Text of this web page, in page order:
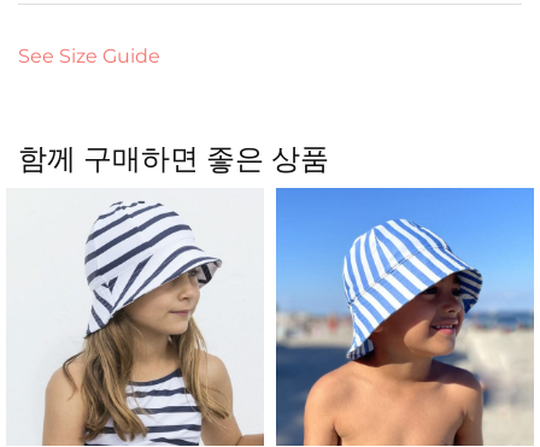
See Size Guide
함께 구매하면 좋은 상품